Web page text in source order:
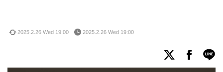
2025.2.26 Wed 19:00 2025.2.26 Wed 19:00